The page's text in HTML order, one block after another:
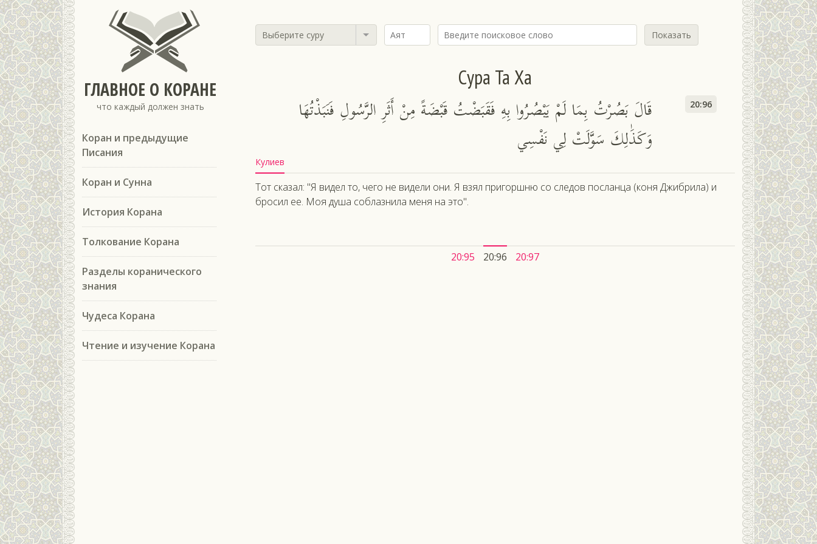
ГЛАВНОЕ О КОРАНЕ
что каждый должен знать
Коран и предыдущие
Писания
Коран и Сунна
История Корана
Толкование Корана
Разделы коранического
знания
Чудеса Корана
Чтение и изучение Корана
Выберите суру Показать
Сура Та Ха
قَالَ بَصُرْتُ بِمَا لَمْ يَبْصُرُوا بِهِ فَقَبَضْتُ قَبْضَةً مِنْ أَثَرِ الرَّسُولِ فَنَبَذْتُهَا
وَكَذَٰلِكَ سَوَّلَتْ لِي نَفْسِي
20:96
Кулиев
Тот сказал: "Я видел то, чего не видели они. Я взял пригоршню со следов посланца (коня Джибрила) и
бросил ее. Моя душа соблазнила меня на это".
20:95 20:96 20:97